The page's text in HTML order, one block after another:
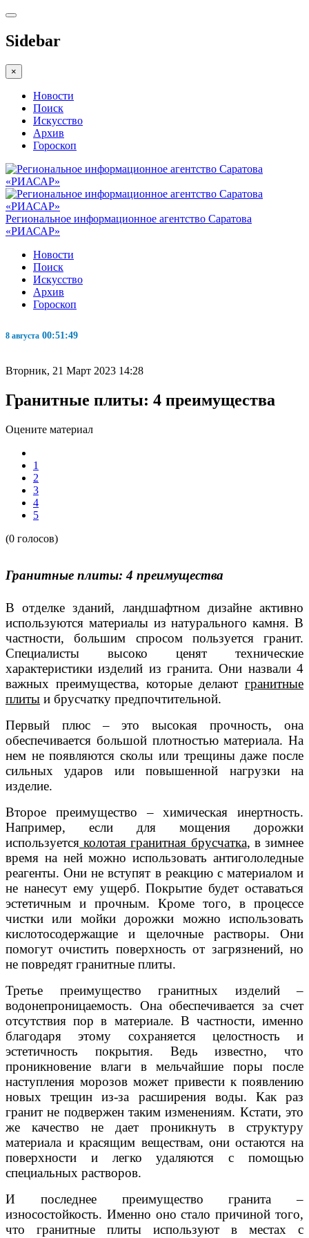
Sidebar
×
Новости
Поиск
Искусство
Архив
Гороскоп
Региональное информационное агентство Саратова
«РИАСАР»
Новости
Поиск
Искусство
Архив
Гороскоп
8 августа 00:51:50
Вторник, 21 Март 2023 14:28
Гранитные плиты: 4 преимущества
Оцените материал
1
2
3
4
5
(0 голосов)
Гранитные плиты: 4 преимущества
В отделке зданий, ландшафтном дизайне активно
используются материалы из натурального камня. В
частности, большим спросом пользуется гранит.
Специалисты высоко ценят технические
характеристики изделий из гранита. Они назвали 4
важных преимущества, которые делают гранитные
плиты и брусчатку предпочтительной.
Первый плюс – это высокая прочность, она
обеспечивается большой плотностью материала. На
нем не появляются сколы или трещины даже после
сильных ударов или повышенной нагрузки на
изделие.
Второе преимущество – химическая инертность.
Например, если для мощения дорожки
используется колотая гранитная брусчатка, в зимнее
время на ней можно использовать антигололедные
реагенты. Они не вступят в реакцию с материалом и
не нанесут ему ущерб. Покрытие будет оставаться
эстетичным и прочным. Кроме того, в процессе
чистки или мойки дорожки можно использовать
кислотосодержащие и щелочные растворы. Они
помогут очистить поверхность от загрязнений, но
не повредят гранитные плиты.
Третье преимущество гранитных изделий –
водонепроницаемость. Она обеспечивается за счет
отсутствия пор в материале. В частности, именно
благодаря этому сохраняется целостность и
эстетичность покрытия. Ведь известно, что
проникновение влаги в мельчайшие поры после
наступления морозов может привести к появлению
новых трещин из-за расширения воды. Как раз
гранит не подвержен таким изменениям. Кстати, это
же качество не дает проникнуть в структуру
материала и красящим веществам, они остаются на
поверхности и легко удаляются с помощью
специальных растворов.
И последнее преимущество гранита –
износостойкость. Именно оно стало причиной того,
что гранитные плиты используют в местах с